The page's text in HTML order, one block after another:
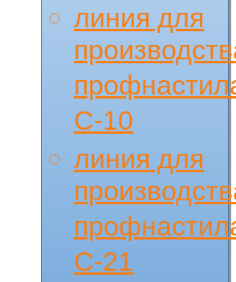
линия для
С-10
линия для
С-21